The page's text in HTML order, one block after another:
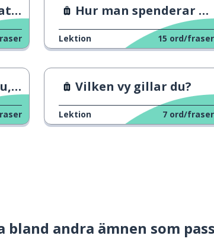
Hur man spenderar en riktig semester
Lektion 15 ord/fraser
Vilken vy gillar du?
Lektion 7 ord/fraser
bland andra ämnen som